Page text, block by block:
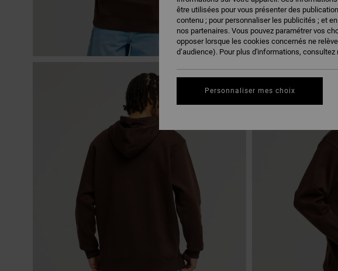
être utilisées pour vous présenter des
contenu ; pour personnaliser les publicités ; et
nos partenaires. Vous pouvez paramétrer vos
opposer lorsque les cookies concernés ne
d’audience). Pour plus d'informations, consultez
Personnaliser mes choix